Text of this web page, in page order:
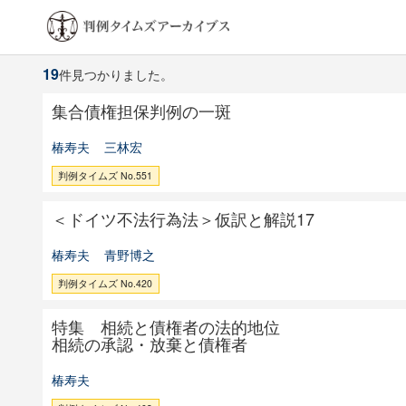
19件見つかりました。
集合債権担保判例の一斑
椿寿夫 三林宏
判例タイムズ No.551
＜ドイツ不法行為法＞仮訳と解説17
椿寿夫 青野博之
判例タイムズ No.420
特集 相続と債権者の法的地位
相続の承認・放棄と債権者
椿寿夫